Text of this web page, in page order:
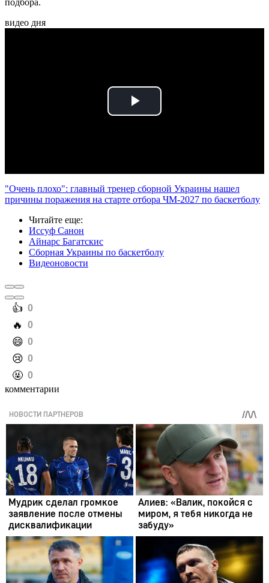
подбора.
видео дня
Play
"Очень плохо": главный тренер сборной Украины нашел
причины поражения на старте отбора ЧМ-2027 по баскетболу
Читайте еще:
Иссуф Санон
Айнарс Багатскис
Сборная Украины по баскетболу
Видеоновости
️👍 0
️🔥 0
️😄 0
️😢 0
️🤬 0
комментарии